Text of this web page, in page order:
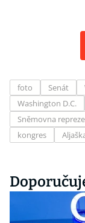
foto Senát
Washington D.C.
Sněmovna
kongres